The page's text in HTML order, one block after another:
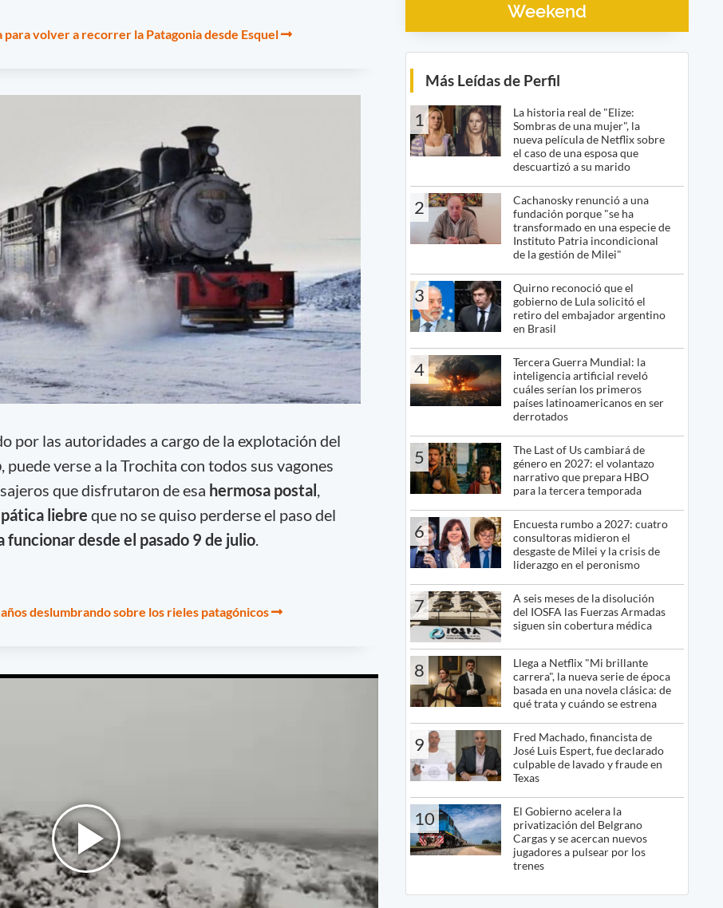
para volver a recorrer la Patagonia desde Esquel
por las autoridades a cargo de la explotación del
, puede verse a la Trochita con todos sus vagones
que disfrutaron de esa hermosa postal
liebre que no se quiso perderse el paso del
funcionar desde el pasado 9 de julio.
deslumbrando sobre los rieles patagónicos
Weekend
Más Leídas de Perfil
1
La historia real de "Elize:
Sombras de una mujer", la
nueva película de Netflix sobre
el caso de una esposa que
descuartizó a su marido
2
Cachanosky renunció a una
fundación porque "se ha
transformado en una especie de
Instituto Patria incondicional
de la gestión de Milei"
3
Quirno reconoció que el
gobierno de Lula solicitó el
retiro del embajador argentino
en Brasil
4
Tercera Guerra Mundial: la
inteligencia artificial reveló
cuáles serían los primeros
países latinoamericanos en ser
derrotados
5
The Last of Us cambiará de
género en 2027: el volantazo
narrativo que prepara HBO
para la tercera temporada
6
Encuesta rumbo a 2027: cuatro
consultoras midieron el
desgaste de Milei y la crisis de
liderazgo en el peronismo
7
A seis meses de la disolución
del IOSFA las Fuerzas Armadas
siguen sin cobertura médica
8
Llega a Netflix "Mi brillante
carrera", la nueva serie de época
basada en una novela clásica: de
qué trata y cuándo se estrena
9
Fred Machado, financista de
José Luis Espert, fue declarado
culpable de lavado y fraude en
Texas
10
El Gobierno acelera la
privatización del Belgrano
Cargas y se acercan nuevos
jugadores a pulsear por los
trenes